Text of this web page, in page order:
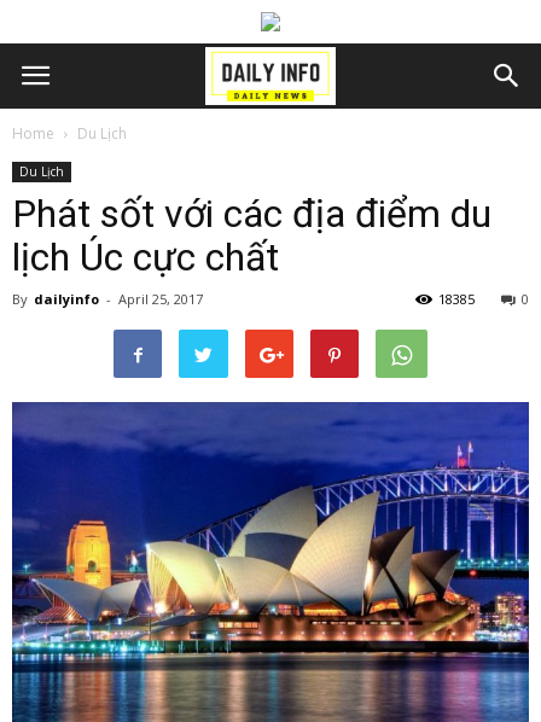
Home Du Lịch
Du Lịch
Phát sốt với các địa điểm du
lịch Úc cực chất
By dailyinfo - April 25, 2017 0
18385